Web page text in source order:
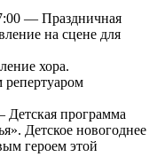
— Праздничная
на сцене для
хора.
программа
Детское новогоднее
героем этой